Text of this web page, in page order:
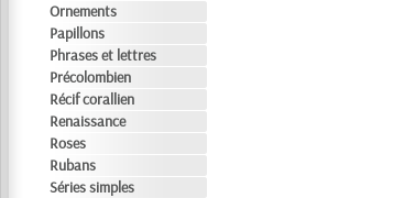
Ornements
Papillons
Phrases et lettres
Précolombien
Récif corallien
Renaissance
Roses
Rubans
Séries simples